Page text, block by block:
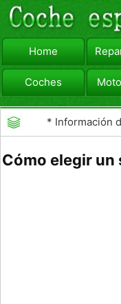
Home
Coches
viajar
* Información
Cómo elegir un